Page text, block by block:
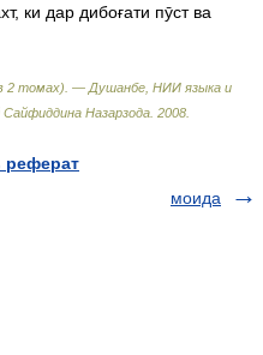
ки дар дибоғати пӯст ва
2 томах). — Душанбе, НИИ языка и
Сайфиддина Назарзода 2008
реферат
моида